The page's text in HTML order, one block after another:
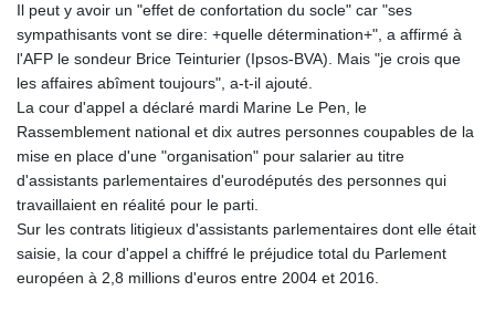
Il peut y avoir un "effet de confortation du socle" car "ses
sympathisants vont se dire: +quelle détermination+", a affirmé à
l'AFP le sondeur Brice Teinturier (Ipsos-BVA). Mais "je crois que
les affaires abîment toujours", a-t-il ajouté.
La cour d'appel a déclaré mardi Marine Le Pen, le
Rassemblement national et dix autres personnes coupables de la
mise en place d'une "organisation" pour salarier au titre
d'assistants parlementaires d'eurodéputés des personnes qui
travaillaient en réalité pour le parti.
Sur les contrats litigieux d'assistants parlementaires dont elle était
saisie, la cour d'appel a chiffré le préjudice total du Parlement
européen à 2,8 millions d'euros entre 2004 et 2016.